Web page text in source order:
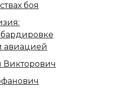
боя
авиацией
Викторович